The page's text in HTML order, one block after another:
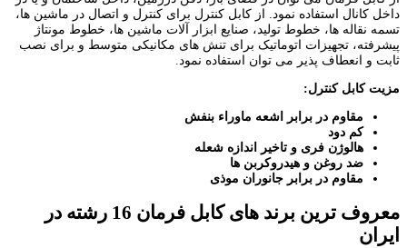
داخل کانال استفاده نمود. از کابل کنترل برای کنترل و اتصال در ماشین ها،
تسمه نقاله ها، خطوط تولید، صنایع ابزار آلات ماشین ها، خطوط مونتاژ
پیشرفته، تجهیزات اتوماتیک برای تنش های مکانیکی متوسط و برای نصب
ثابت و انعطاف پذیر می توان استفاده نمود.
مزیت کابل کنترل:
مقاوم در برابر اشعه ماوراء بنفش
کم دود
هالوژن فری و تاخیر اندازه شعله
ضد روغن و هیدروکربن ها
مقاوم در برابر جانوران موذی
معروف ترین برند های کابل فرمان 16 رشته در
ایران